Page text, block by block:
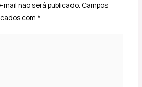
não será publicado. Campos
com *